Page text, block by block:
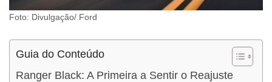
Foto: Divulgação/ Ford
Guia do Conteúdo
Ranger Black: A Primeira a Sentir o Reajuste